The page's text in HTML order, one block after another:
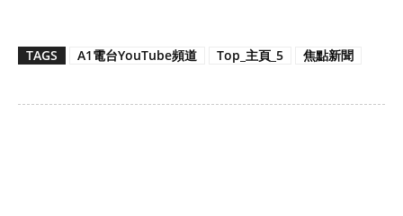
TAGS A1電台YouTube頻道 Top_主頁_5 焦點新聞